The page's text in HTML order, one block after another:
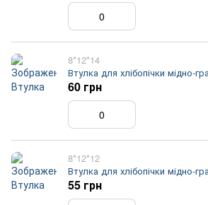
8*12*14
Втулка для хлібопічки мідно-
60 грн
8*12*12
Втулка для хлібопічки мідно-
55 грн